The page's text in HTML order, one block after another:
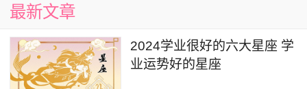
巨蟹座：重情重义
最新文章
2024学业很好的六大星座 学
业运势好的星座